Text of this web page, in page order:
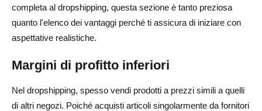
completa al dropshipping, questa sezione è tanto preziosa
quanto l'elenco dei vantaggi perché ti assicura di iniziare con
aspettative realistiche.
Margini di profitto inferiori
Nel dropshipping, spesso vendi prodotti a prezzi simili a quelli
di altri negozi. Poiché acquisti articoli singolarmente da fornitori